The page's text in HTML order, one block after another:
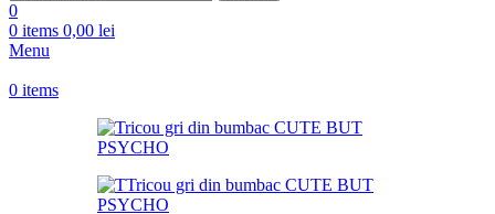
0
0 items 0,00 lei
Menu
0 items